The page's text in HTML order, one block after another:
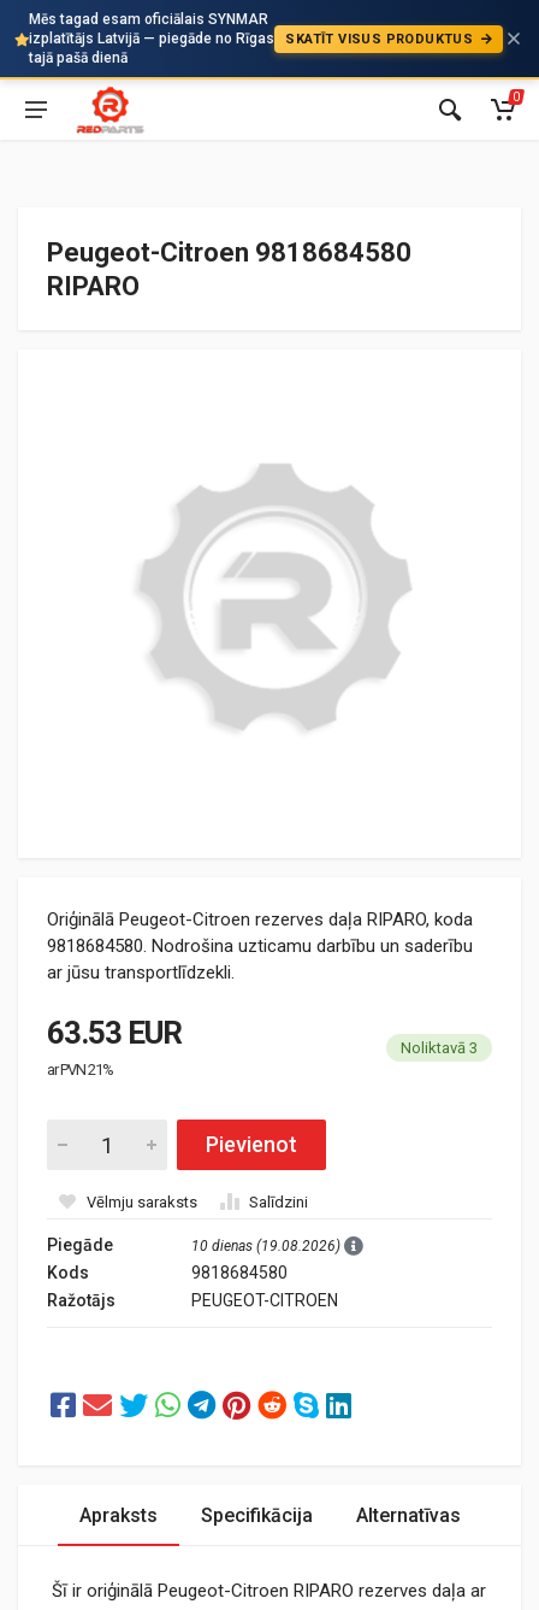
Mēs tagad esam oficiālais SYNMAR
izplatītājs Latvijā — piegāde no Rīgas
tajā pašā dienā
SKATĪT VISUS PRODUKTUS
Auto
0
Peugeot-Citroen 9818684580
RIPARO
Oriģinālā Peugeot-Citroen rezerves daļa RIPARO, koda
9818684580. Nodrošina uzticamu darbību un saderību
ar jūsu transportlīdzekli.
63.53 EUR
ar PVN 21%
Noliktavā 3
Pievienot
Vēlmju saraksts Salīdzini
Piegāde 10 dienas (19.08.2026)
Kods
9818684580
Ražotājs
PEUGEOT-CITROEN
Apraksts Specifikācija Alternatīvas
Šī ir oriģinālā Peugeot-Citroen RIPARO rezerves daļa ar